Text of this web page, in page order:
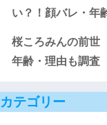
い？！顔バレ・年
桜ころみんの前世
年齢・理由も調査
カテゴリー